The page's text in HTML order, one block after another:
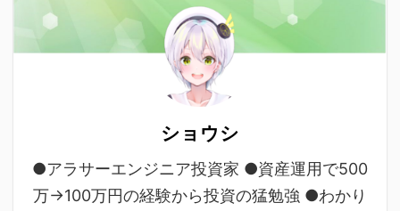
ショウシ
●アラサーエンジニア投資家 ●資産運用で500
万→100万円の経験から投資の猛勉強 ●わかり